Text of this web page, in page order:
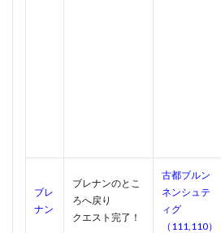
ブレ
ナン
ブレナンのとこ
ろへ戻り
クエスト完了！
古都ブルン
ネンシュテ
ィグ
（111,110）